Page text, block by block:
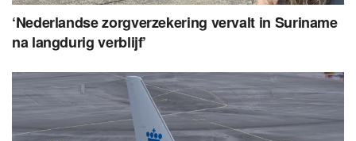
‘Nederlandse zorgverzekering vervalt in Suriname
na langdurig verblijf’